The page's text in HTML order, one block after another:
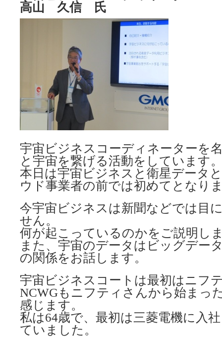
高山 久信 氏
宇宙ビジネスコーディネーターを
と宇宙を繋げる活動をしています
本日は宇宙ビジネスと衛星データ
ウド事業者の前では初めてとなり
今宇宙ビジネスは新聞などでは目
せん。
何が起こっているのかをご説明し
また、宇宙のデータはビッグデー
の関係をお話します。
宇宙ビジネスコートは最初はニフ
NCWGもニフティさんから始まっ
感じます。
私は64歳で、最初は三菱電機に入
ていました。